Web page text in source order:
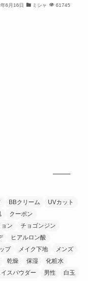
6月16日 ミシャ 61745
BBクリーム
UVカット
クーポン
ン
チョゴンジン
ヒアルロン酸
プ メイク下地
メンズ
乾燥 保湿
化粧水
スパウダー 男性
白玉